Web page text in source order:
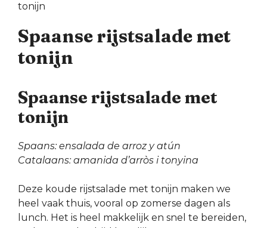
tonijn
Spaanse rijstsalade met
tonijn
Spaanse rijstsalade met
tonijn
Spaans: ensalada de arroz y atún
Catalaans: amanida d’arròs i tonyina
Deze koude rijstsalade met tonijn maken we
heel vaak thuis, vooral op zomerse dagen als
lunch. Het is heel makkelijk en snel te bereiden,